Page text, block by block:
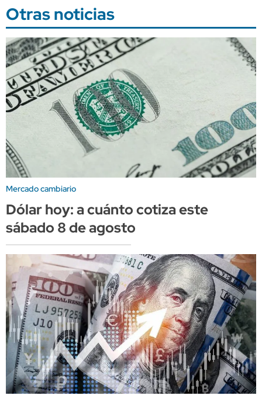
Otras noticias
Mercado cambiario
Dólar hoy: a cuánto cotiza este
sábado 8 de agosto